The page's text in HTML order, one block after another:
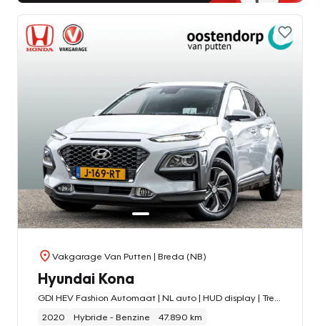
Vakgarage Van Putten | Breda (NB)
Hyundai Kona
2020
Hybride - Benzine 47.890 km